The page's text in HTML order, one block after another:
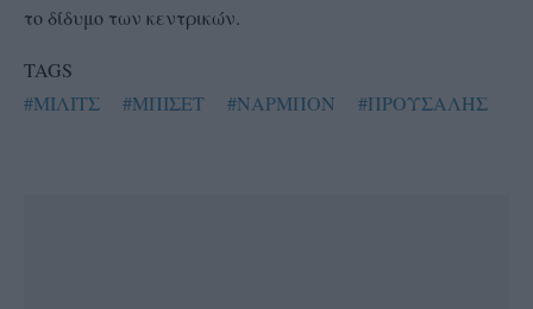
το δίδυμο των κεντρικών.
TAGS
#ΜΙΛΙΤΣ
#ΜΠΙΣΕΤ #ΝΑΡΜΠΟΝ #ΠΡΟΥΣΑΛΗΣ